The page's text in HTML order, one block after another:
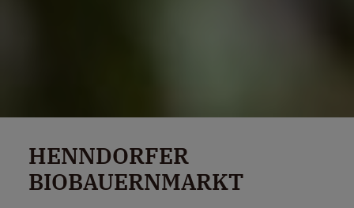
HENNDORFER
BIOBAUERNMARKT